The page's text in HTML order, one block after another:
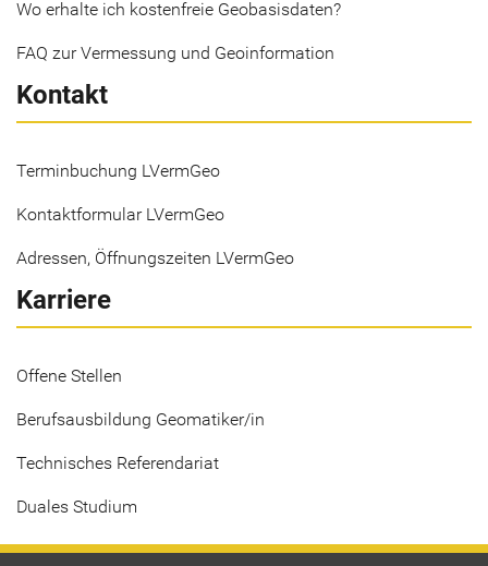
Wo erhalte ich kostenfreie Geobasisdaten?
FAQ zur Vermessung und Geoinformation
Kontakt
Terminbuchung LVermGeo
Kontaktformular LVermGeo
Adressen, Öffnungszeiten LVermGeo
Karriere
Offene Stellen
Berufsausbildung Geomatiker/in
Technisches Referendariat
Duales Studium